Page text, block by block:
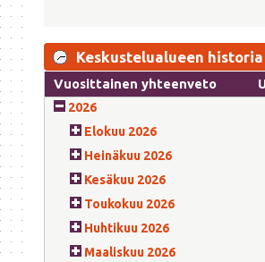
Keskustelualueen historia
Vuosittainen yhteenveto
2026
Elokuu 2026
Heinäkuu 2026
Kesäkuu 2026
Toukokuu 2026
Huhtikuu 2026
Maaliskuu 2026